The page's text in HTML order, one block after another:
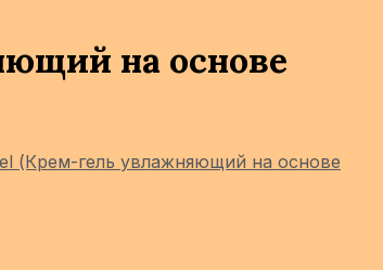
на основе
(Крем-гель увлажняющий на основе